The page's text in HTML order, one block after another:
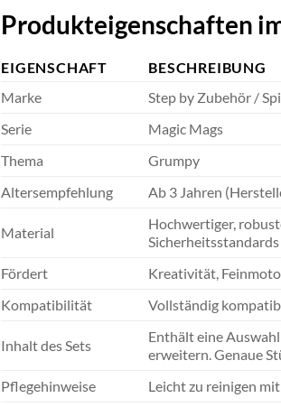
Produkteigenschaften
EIGENSCHAFT
BESCHREIBUNG
Marke
Step by Zubehör /
Serie
Magic Mags
Thema
Grumpy
Altersempfehlung
Ab 3 Jahren
Material
Hochwertiger,
Fördert
Kreativität,
Kompatibilität
Vollständig
Inhalt des Sets
Enthält eine
erweitern. Genaue
Pflegehinweise
Leicht zu reinigen